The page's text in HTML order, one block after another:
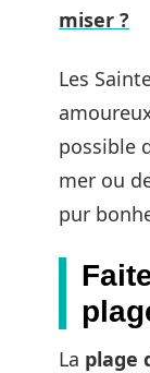
miser ?
Les
possible
mer ou
pur
La plage